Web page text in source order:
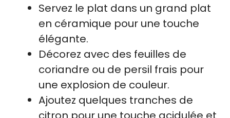
Servez le plat dans un grand plat
en céramique pour une touche
élégante.
Décorez avec des feuilles de
coriandre ou de persil frais pour
une explosion de couleur.
Ajoutez quelques tranches de